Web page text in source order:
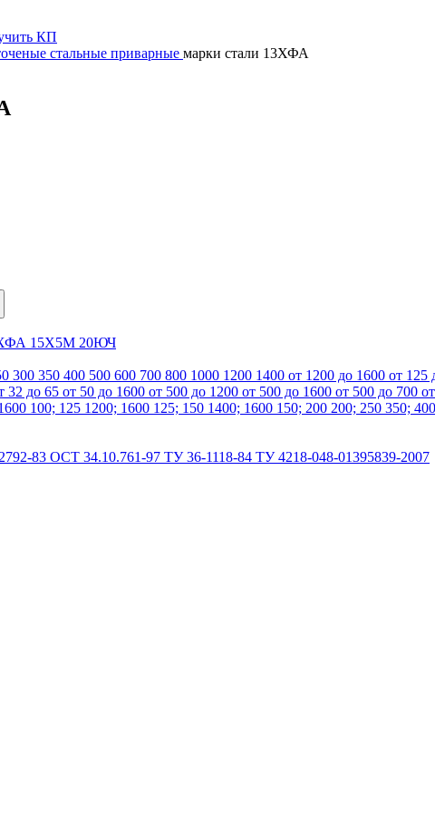
КП
стальные приварные марки стали 13ХФА
15Х5М 20ЮЧ
300 350 400 500 600 700 800 1000 1200 1400 от 1200 до 1600 от 125
32 до 65 от 50 до 1600 от 500 до 1200 от 500 до 1600 от 500 до 700
100; 125 1200; 1600 125; 150 1400; 1600 150; 200 200; 250 350; 400
83 ОСТ 34.10.761-97 ТУ 36-1118-84 ТУ 4218-048-01395839-2007